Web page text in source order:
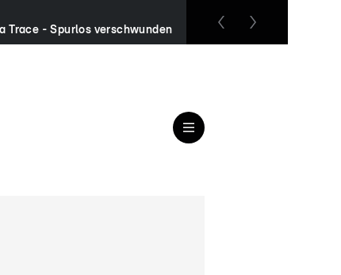
Trace - Spurlos verschwunden
RTL up
Das Familiengericht